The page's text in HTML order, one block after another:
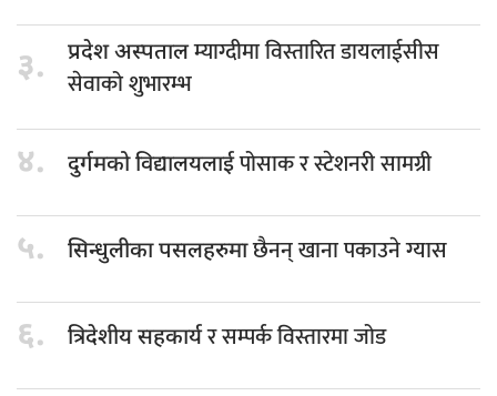
३. प्रदेश अस्पतालम्याग्दीमा विस्तारित डायलाईसीस
सेवाको शुभारम्भ
४. दुर्गमको विद्यालयलाईपोसाक र स्टेशनरी सामग्री
५. सिन्धुलीका पसलहरुमाछैनन् खाना पकाउने ग्यास
६. त्रिदेशीय सहकार्यर सम्पर्क विस्तारमा जोड